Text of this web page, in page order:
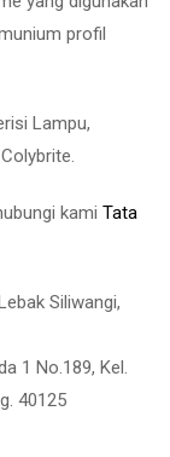
profil
Lampu,
kami Tata
Siliwangi,
1 No.189, Kel.
40125